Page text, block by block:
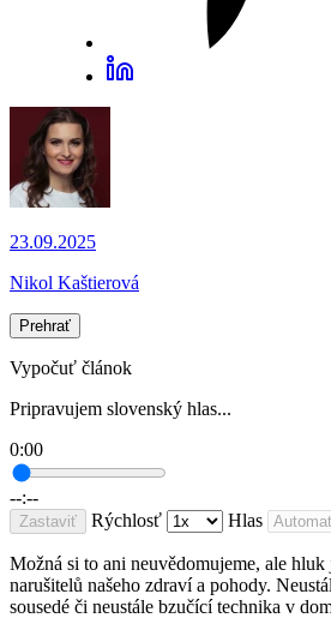
23.09.2025
Nikol Kaštierová
Prehrať
Vypočuť článok
Pripravujem slovenský hlas...
0:00
--:--
Zastaviť Rýchlosť Hlas
Možná si to ani neuvědomujeme, ale
narušitelů našeho zdraví a pohody.
sousedé či neustále bzučící technika v